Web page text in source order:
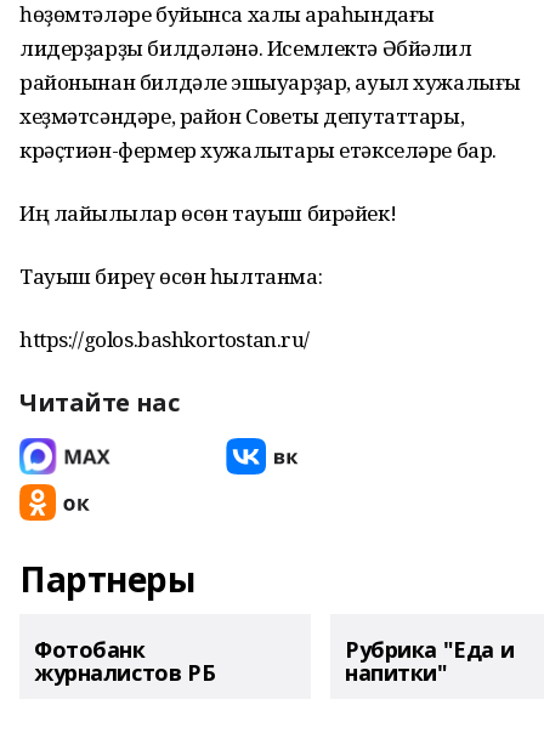
һөҙөмтәләре буйынса халыҡ араһындағы
лидерҙарҙы билдәләнә. Исемлектә Әбйәлил
районынан билдәле эшҡыуарҙар, ауыл хужалығы
хеҙмәтсәндәре, район Советы депутаттары,
крәҫтиән-фермер хужалыҡтары етәкселәре бар.
Иң лайыҡлылар өсөн тауыш бирәйек!
Тауыш биреү өсөн һылтанма:
https://golos.bashkortostan.ru/
Читайте нас
Партнеры
Фотобанк
журналистов РБ
Рубрика "Еда и
напитки"